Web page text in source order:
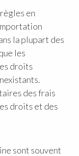
en
la plupart des
les
droits
des frais
droits et des
sont souvent